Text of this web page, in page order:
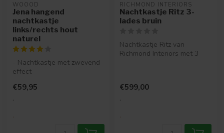
WOOOD
Jena hangend
nachtkastje
links/rechts hout
naturel
- Nachtkastje met zwevend
effect
Populierenhout
- Voorzien v...
€59,95
.
.
RICHMOND INTERIORS
Nachtkastje Ritz 3-
lades bruin
Nachtkastje Ritz van
Richmond Interiors met 3
€599,00
.
.